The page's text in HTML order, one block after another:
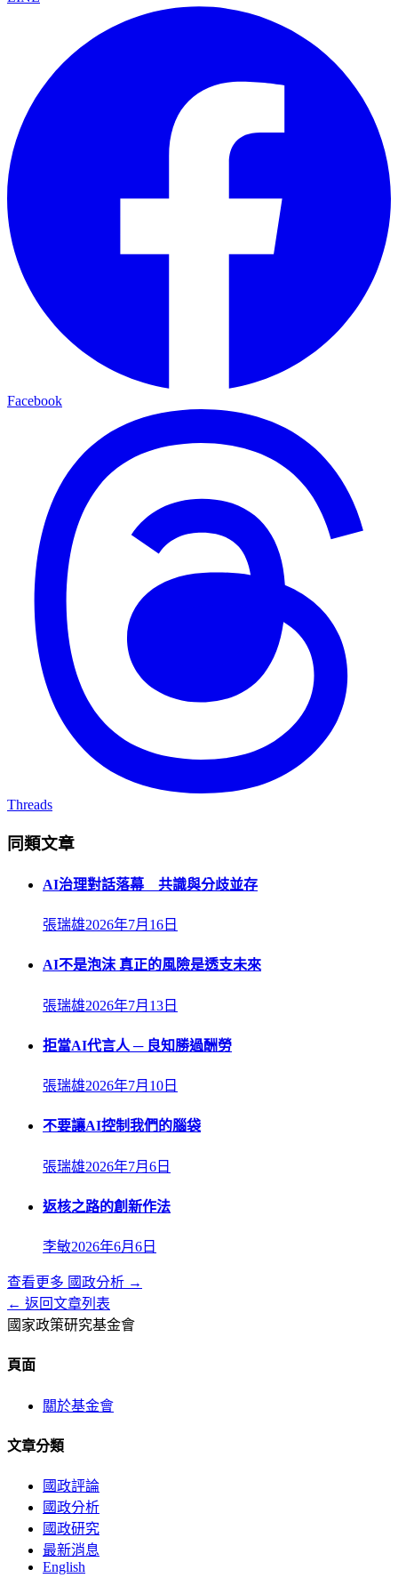
Facebook
Threads
同類文章
AI治理對話落幕 共識與分歧並存
張瑞雄2026年7月16日
AI不是泡沫 真正的風險是透支未來
張瑞雄2026年7月13日
拒當AI代言人 ─ 良知勝過酬勞
張瑞雄2026年7月10日
不要讓AI控制我們的腦袋
張瑞雄2026年7月6日
返核之路的創新作法
李敏2026年6月6日
查看更多 國政分析 →
← 返回文章列表
國家政策研究基金會
頁面
關於基金會
文章分類
國政評論
國政分析
國政研究
最新消息
English